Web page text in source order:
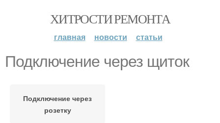
ХИТРОСТИ РЕМОНТА
главная новости статьи
Подключение через щиток
Подключение через
розетку